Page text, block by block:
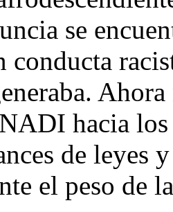
se
conducta
hacia los
de leyes
el peso de